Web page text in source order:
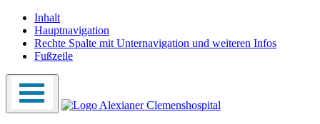
Inhalt
Hauptnavigation
Rechte Spalte mit Unternavigation und weiteren Infos
Fußzeile